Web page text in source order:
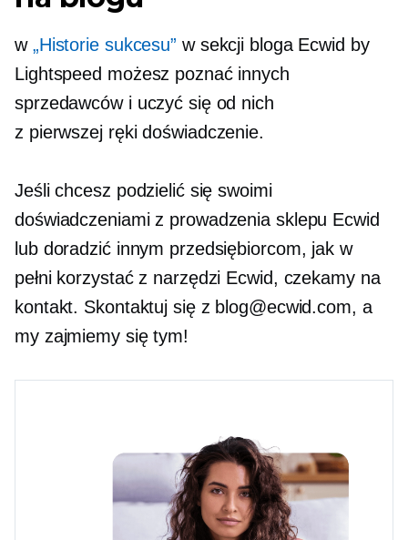
w „Historie sukcesu” w sekcji bloga Ecwid by
Lightspeed możesz poznać innych
sprzedawców i uczyć się od nich
z pierwszej rękidoświadczenie.
Jeśli chcesz podzielić się swoimi
doświadczeniami z prowadzenia sklepu Ecwid
lub doradzić innym przedsiębiorcom, jak w
pełni korzystać z narzędzi Ecwid, czekamy na
kontakt. Skontaktuj się z blog@ecwid.com, a
my zajmiemy się tym!